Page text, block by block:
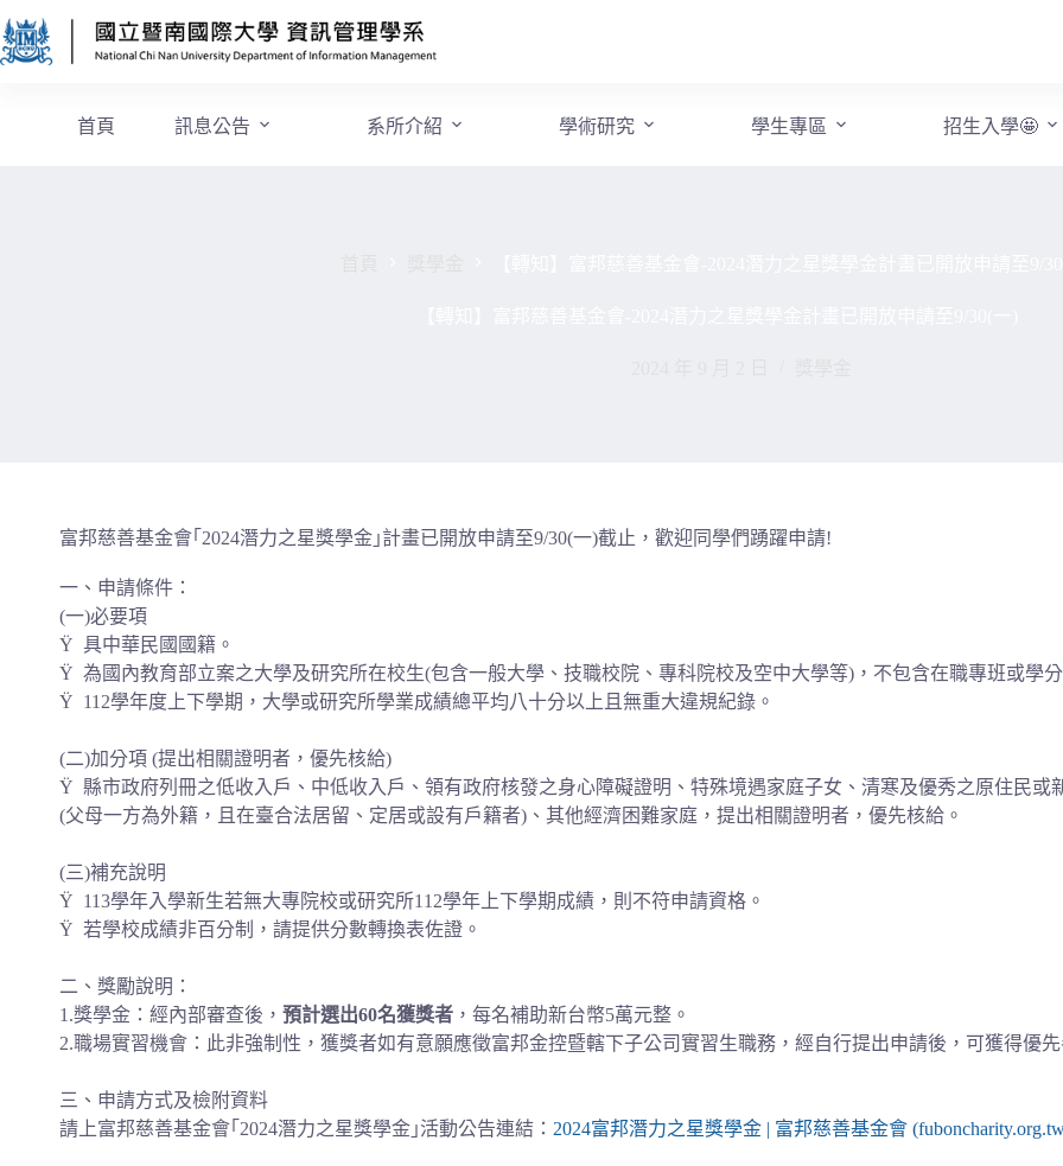
首頁 訊息公告 系所介紹 學術研究 學生專區 招生入學🤩
富邦慈善基金會｢2024潛力之星獎學金｣計畫已開放申請至9/30(一)截止，歡迎同學們踴躍申請!
一、申請條件：
(一)必要項
Ÿ 具中華民國國籍。
Ÿ 為國內教育部立案之大學及研究所在校生(包含一般大學、技職校院、專科院校及空中大學等)，不包含在職專班或學
Ÿ 112學年度上下學期，大學或研究所學業成績總平均八十分以上且無重大違規紀錄。
(二)加分項 (提出相關證明者，優先核給)
Ÿ 縣市政府列冊之低收入戶、中低收入戶、領有政府核發之身心障礙證明、特殊境遇家庭子女、清寒及優秀之原住民或
(父母一方為外籍，且在臺合法居留、定居或設有戶籍者)、其他經濟困難家庭，提出相關證明者，優先核給。
(三)補充說明
Ÿ 113學年入學新生若無大專院校或研究所112學年上下學期成績，則不符申請資格。
Ÿ 若學校成績非百分制，請提供分數轉換表佐證。
二、獎勵說明：
1.獎學金：經內部審查後， 預計選出60名獲獎者 ，每名補助新台幣5萬元整。
2.職場實習機會：此非強制性，獲獎者如有意願應徵富邦金控暨轄下子公司實習生職務，經自行提出申請後，可獲得優
三、申請方式及檢附資料
請上富邦慈善基金會｢2024潛力之星獎學金｣活動公告連結： 2024富邦潛力之星獎學金 | 富邦慈善基金會